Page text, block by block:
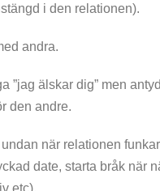
i den relationen).
andra.
”jag älskar dig” men
den andre.
när relationen
date, starta bråk när